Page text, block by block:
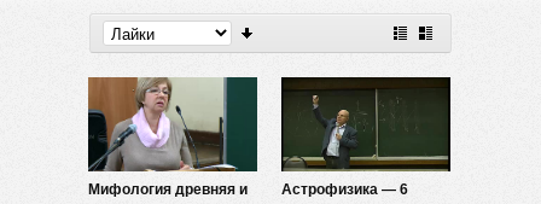
Мифология древняя и
Астрофизика — 6